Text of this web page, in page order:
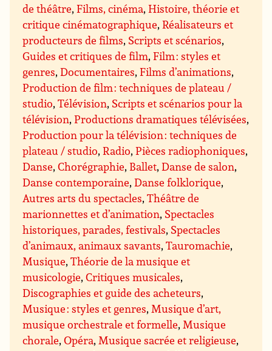
de théâtre,Films, cinéma,Histoire, théorie et
critique cinématographique,Réalisateurs et
producteurs de films, Scripts et scénarios,
Guides et critiques de film,Film : styles et
genres,Documentaires,Films d’animations,
Production de film : techniques de plateau /
studio,Télévision, Scripts et scénarios pour la
télévision,Productions dramatiques télévisées,
Production pour la télévision : techniques de
plateau / studio,Radio,Pièces radiophoniques,
Danse,Chorégraphie, Ballet,Danse de salon,
Danse contemporaine,Danse folklorique,
Autres arts du spectacles,Théâtre de
marionnettes et d’animation, Spectacles
historiques, parades, festivals, Spectacles
d’animaux, animaux savants,Tauromachie,
Musique,Théorie de la musique et
musicologie,Critiques musicales,
Discographies et guide des acheteurs,
Musique : styles et genres,Musique d’art,
musique orchestrale et formelle,Musique
chorale,Opéra,Musique sacrée et religieuse,